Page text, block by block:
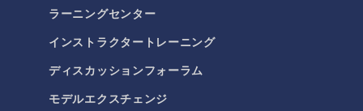
伝熱
分子流
多孔質材料流れ
流体流れの粒子追跡
ラーニングセンター
インストラクタートレーニング
ディスカッションフォーラム
モデルエクスチェンジ